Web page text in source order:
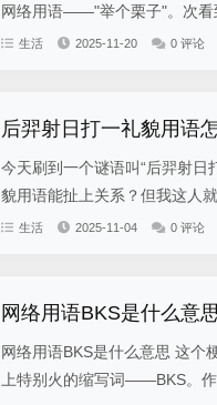
网络用语——"举个栗子"。次看
生活 2025-11-20 0 评论
后羿射日打一礼貌用语
今天刷到一个谜语叫“后羿射日
貌用语能扯上关系？但我这人
生活 2025-11-04 0 评论
网络用语BKS是什么意
网络用语BKS是什么意思 这个
上特别火的缩写词——BKS。